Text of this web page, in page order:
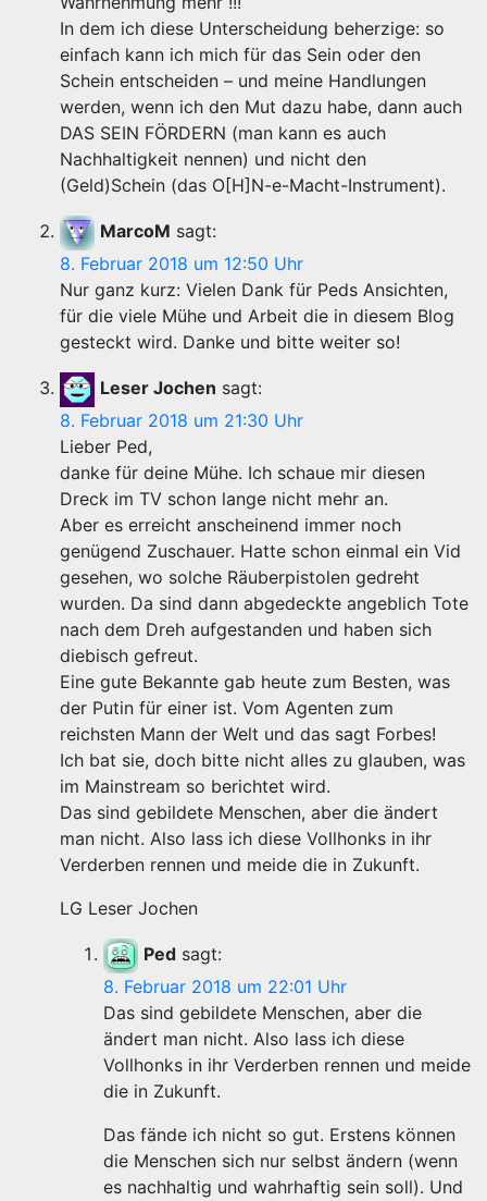
In dem ich diese Unterscheidung beherzige: so
einfach kann ich mich für das Sein oder den
Schein entscheiden – und meine Handlungen
werden, wenn ich den Mut dazu habe, dann auch
DAS SEIN FÖRDERN (man kann es auch
Nachhaltigkeit nennen) und nicht den
(Geld)Schein (das O[H]N-e-Macht-Instrument).
MarcoM sagt:
8. Februar 2018 um 12:50 Uhr
Nur ganz kurz: Vielen Dank für Peds Ansichten,
für die viele Mühe und Arbeit die in diesem Blog
gesteckt wird. Danke und bitte weiter so!
Leser Jochen sagt:
8. Februar 2018 um 21:30 Uhr
Lieber Ped,
danke für deine Mühe. Ich schaue mir diesen
Dreck im TV schon lange nicht mehr an.
Aber es erreicht anscheinend immer noch
genügend Zuschauer. Hatte schon einmal ein Vid
gesehen, wo solche Räuberpistolen gedreht
wurden. Da sind dann abgedeckte angeblich Tote
nach dem Dreh aufgestanden und haben sich
diebisch gefreut.
Eine gute Bekannte gab heute zum Besten, was
der Putin für einer ist. Vom Agenten zum
reichsten Mann der Welt und das sagt Forbes!
Ich bat sie, doch bitte nicht alles zu glauben, was
im Mainstream so berichtet wird.
Das sind gebildete Menschen, aber die ändert
man nicht. Also lass ich diese Vollhonks in ihr
Verderben rennen und meide die in Zukunft.
LG Leser Jochen
Ped sagt:
8. Februar 2018 um 22:01 Uhr
Das sind gebildete Menschen, aber die
ändert man nicht. Also lass ich diese
Vollhonks in ihr Verderben rennen und meide
die in Zukunft.
Das fände ich nicht so gut. Erstens können
die Menschen sich nur selbst ändern (wenn
es nachhaltig und wahrhaftig sein soll). Und